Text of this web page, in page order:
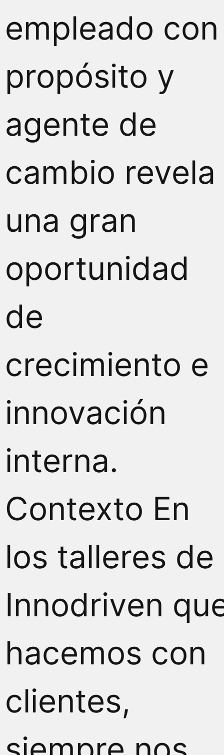
empleado con
propósito y
agente de
cambio revela
una gran
oportunidad
de
crecimiento e
innovación
interna.
Contexto En
los talleres de
Innodriven
hacemos con
clientes,